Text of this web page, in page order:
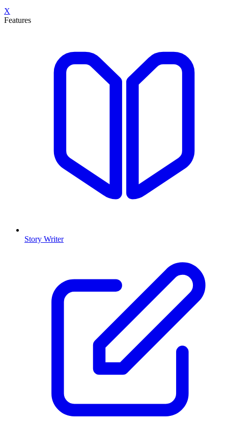
X
Features
Story Writer